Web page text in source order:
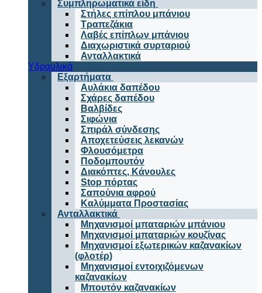
Συμπληρωματικά είδη
Στήλες επίπλου μπάνιου
Τραπεζάκια
Λαβές επίπλων μπάνιου
Διαχωριστικά συρταριού
Ανταλλακτικά
Υδραυλικά
Εξαρτήματα
Αυλάκια δαπέδου
Σχάρες δαπέδου
Βαλβίδες
Σιφώνια
Σπιράλ σύνδεσης
Αποχετεύσεις λεκανών
Φλουσόμετρα
Ποδομπουτόν
Διακόπτες, Κάνουλες
Stop πόρτας
Σαπούνια αφρού
Καλύμματα Προστασίας
Ανταλλακτικά
Μηχανισμοί μπαταριών μπάνιου
Μηχανισμοί μπαταριών κουζίνας
Μηχανισμοί εξωτερικών καζανακίων
(φλοτέρ)
Μηχανισμοί εντοιχιζόμενων
καζανακίων
Μπουτόν καζανακίων